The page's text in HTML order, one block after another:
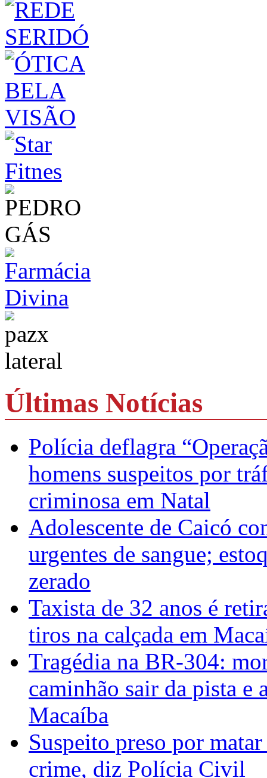
Últimas Notícias
Polícia deflagra
homens suspeitos por
criminosa em Natal
Adolescente de Caicó
urgentes de sangue;
zerado
Taxista de 32 anos é
tiros na calçada em
Tragédia na BR-304:
caminhão sair da pista
Macaíba
Suspeito preso por
crime, diz Polícia Civil